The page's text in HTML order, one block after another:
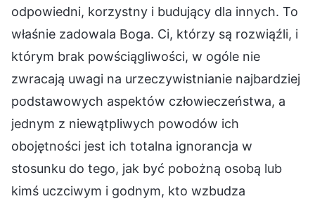
odpowiedni, korzystny i budujący dla innych. To
właśnie zadowala Boga. Ci, którzy są rozwiąźli, i
którym brak powściągliwości, w ogóle nie
zwracają uwagi na urzeczywistnianie najbardziej
podstawowych aspektów człowieczeństwa, a
jednym z niewątpliwych powodów ich
obojętności jest ich totalna ignorancja w
stosunku do tego, jak być pobożną osobą lub
kimś uczciwym i godnym, kto wzbudza